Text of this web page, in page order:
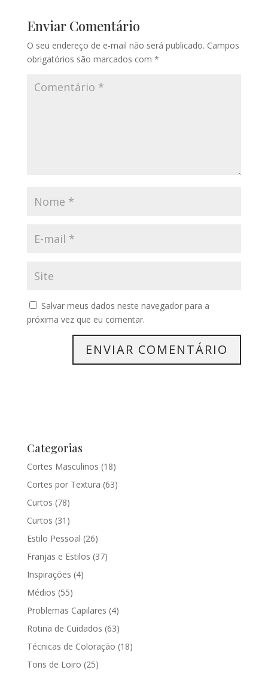
Enviar Comentário
O seu endereço de e-mail não será publicado. Campos
obrigatórios são marcados com *
Salvar meus dados neste navegador para a
próxima vez que eu comentar.
Categorias
Cortes Masculinos (18)
Cortes por Textura (63)
Curtos (78)
Curtos (31)
Estilo Pessoal (26)
Franjas e Estilos (37)
Inspirações (4)
Médios (55)
Problemas Capilares (4)
Rotina de Cuidados (63)
Técnicas de Coloração (18)
Tons de Loiro (25)